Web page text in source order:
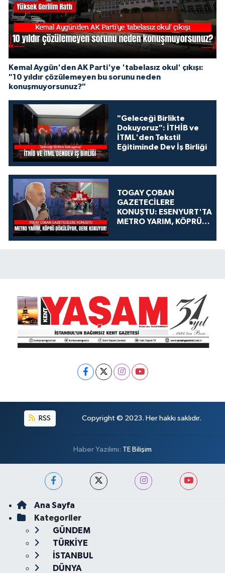
Kemal Aygün'den AK Parti'ye 'tabelasız okul' çıkışı:
"10 yıldır çözülemeyen bu sorunu neden
konuşmuyorsunuz?"
"Geleceği Birlikte
Dokuyoruz": İTHİB ve
İTML'den Tekstil
Eğitiminde Dev İş Birliği
TOGAY ÇOBAN
GAZETECİLERE
KONUŞTU: ESENYURT'TA
METRO YARIM, KÖPRÜ
KOKUYOR!
RSS Copyright © 2023. Her hakkı saklıdır.
Haber Yazılımı: TE Bilişim
Ana Sayfa
Kategoriler
GÜNDEM
TÜRKİYE
İSTANBUL
DÜNYA